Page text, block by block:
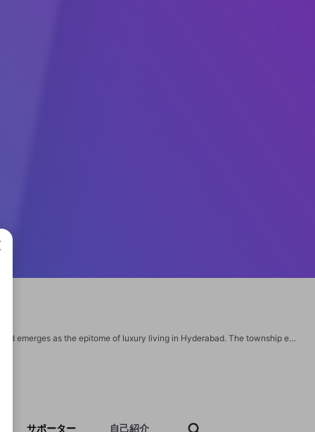
Establishing new standards for residential excellence, The Prestige City Hyderabad emerges as the epitome of luxury living in Hyderabad. The township exudes refinement and grandeur in every way, from its magnificent living spaces and opulent amenities to its unmatched position and financial prospects. https://www.prestigecityhyderabad.info/ https://www.prestigecityhyderabad.info/amenities.html
サポーター 自己紹介